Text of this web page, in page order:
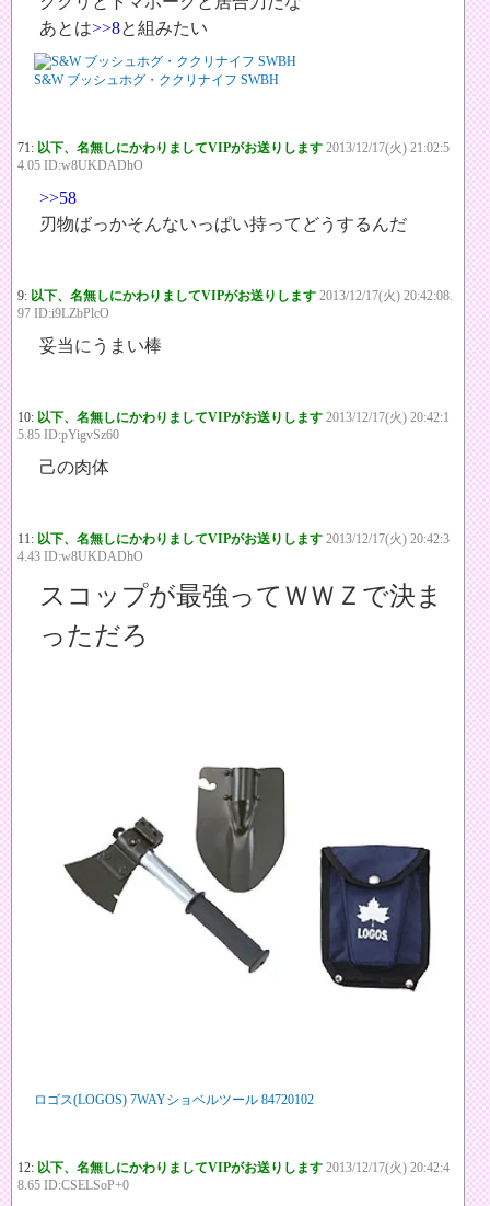
あとは>>8と組みたい
S&W ブッシュホグ・ククリナイフ SWBH
71: 以下、名無しにかわりましてVIPがお送りします 2013/12/17(火) 21:02:5
4.05 ID:w8UKDADhO
>>58
刃物ばっかそんないっぱい持ってどうするんだ
9: 以下、名無しにかわりましてVIPがお送りします 2013/12/17(火) 20:42:08.
97 ID:i9LZbPlcO
妥当にうまい棒
10: 以下、名無しにかわりましてVIPがお送りします 2013/12/17(火) 20:42:1
5.85 ID:pYigvSz60
己の肉体
11: 以下、名無しにかわりましてVIPがお送りします 2013/12/17(火) 20:42:3
4.43 ID:w8UKDADhO
スコップが最強ってＷＷＺで決ま
っただろ
ロゴス(LOGOS) 7WAYショベルツール 84720102
12: 以下、名無しにかわりましてVIPがお送りします 2013/12/17(火) 20:42:4
8.65 ID:CSELSoP+0